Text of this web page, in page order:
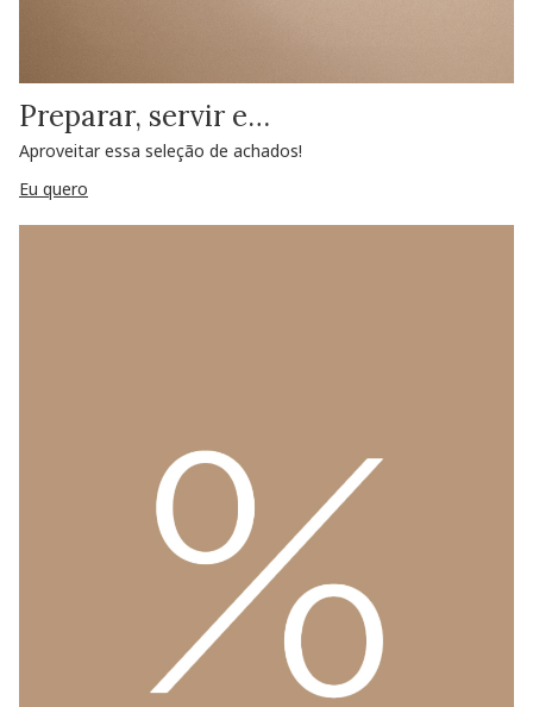
Preparar, servir e…
Aproveitar essa seleção de achados!
Eu quero